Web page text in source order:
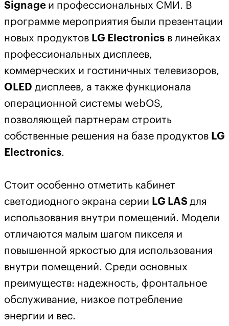
Signage и профессиональных СМИ. В
программе мероприятия были презентации
новых продуктов LG Electronics в линейках
профессиональных дисплеев,
коммерческих и гостиничных телевизоров,
OLED дисплеев, а также функционала
операционной системы webOS,
позволяющей партнерам строить
собственные решения на базе продуктов LG
Electronics.
Стоит особенно отметить кабинет
светодиодного экрана серии LG LAS для
использования внутри помещений. Модели
отличаются малым шагом пикселя и
повышенной яркостью для использования
внутри помещений. Среди основных
преимуществ: надежность, фронтальное
обслуживание, низкое потребление
энергии и вес.